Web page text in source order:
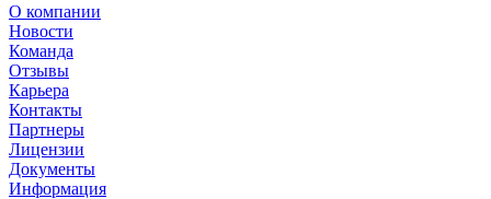
О компании
Новости
Команда
Отзывы
Карьера
Контакты
Партнеры
Лицензии
Документы
Информация